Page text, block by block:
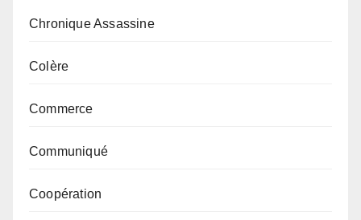
Chronique Assassine
Colère
Commerce
Communiqué
Coopération